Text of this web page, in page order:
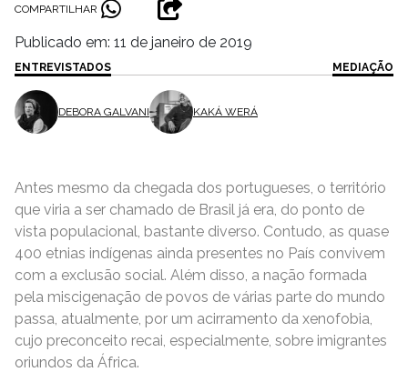
COMPARTILHAR
Publicado em: 11 de janeiro de 2019
ENTREVISTADOS
DEBORA GALVANI KAKÁ WERÁ
MEDIAÇÃO
Antes mesmo da chegada dos portugueses, o território
que viria a ser chamado de Brasil já era, do ponto de
vista populacional, bastante diverso. Contudo, as quase
400 etnias indígenas ainda presentes no País convivem
com a exclusão social. Além disso, a nação formada
pela miscigenação de povos de várias parte do mundo
passa, atualmente, por um acirramento da xenofobia,
cujo preconceito recai, especialmente, sobre imigrantes
oriundos da África.